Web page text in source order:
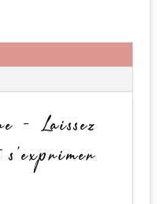
- Laissez